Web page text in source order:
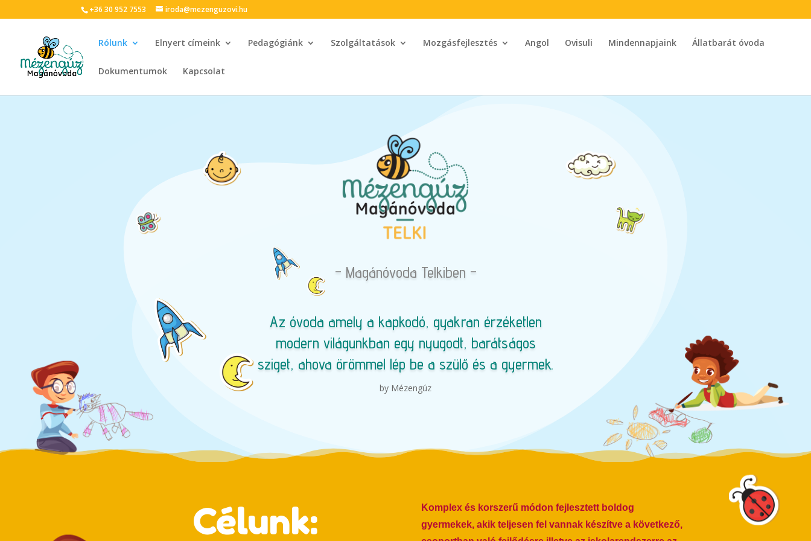
+36 30 952 7553 iroda@mezenguzovi.hu
Rólunk Elnyert címeink Pedagógiánk Szolgáltatások Mozgásfejlesztés Angol Ovisuli Mindennapjaink Állatbarát óvoda
Dokumentumok Kapcsolat
– Magánóvoda Telkiben –
Az óvoda amely a kapkodó, gyakran érzéketlen
modern világunkban egy nyugodt, barátságos
sziget, ahova örömmel lép be a szülő és a gyermek.
by Mézengúz
Célunk:
Komplex és korszerű módon fejlesztett boldog
gyermekek, akik teljesen fel vannak készítve a következő,